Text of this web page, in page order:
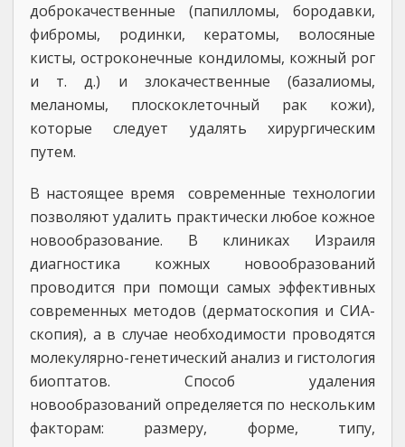
доброкачественные (папилломы, бородавки,
фибромы, родинки, кератомы, волосяные
кисты, остроконечные кондиломы, кожный рог
и т. д.) и злокачественные (базалиомы,
меланомы, плоскоклеточный рак кожи),
которые следует удалять хирургическим
путем.
В настоящее время современные технологии
позволяют удалить практически любое кожное
новообразование. В клиниках Израиля
диагностика кожных новообразований
проводится при помощи самых эффективных
современных методов (дерматоскопия и СИА-
скопия), а в случае необходимости проводятся
молекулярно-генетический анализ и гистология
биоптатов. Способ удаления
новообразований определяется по нескольким
факторам: размеру, форме, типу,